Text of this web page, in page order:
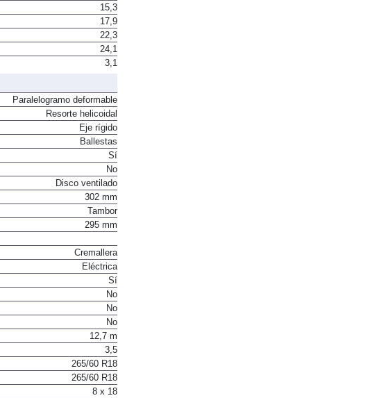
15,3
17,9
22,3
24,1
3,1
Paralelogramo deformable
Resorte helicoidal
Eje rígido
Ballestas
Sí
No
Disco ventilado
302 mm
Tambor
295 mm
Cremallera
Eléctrica
Sí
No
No
No
12,7 m
3,5
265/60 R18
265/60 R18
8 x 18